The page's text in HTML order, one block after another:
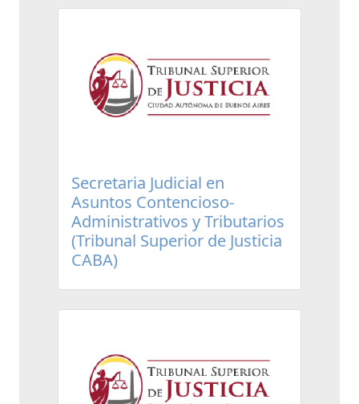
Secretaria Judicial en
Asuntos Contencioso-
Administrativos y Tributarios
(Tribunal Superior de Justicia
CABA)